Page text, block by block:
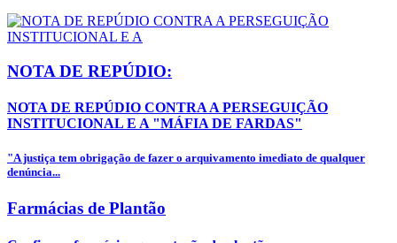
NOTA DE REPÚDIO:
NOTA DE REPÚDIO CONTRA A PERSEGUIÇÃO
INSTITUCIONAL E A "MÁFIA DE FARDAS"
"A justiça tem obrigação de fazer o arquivamento imediato de qualquer
denúncia...
Farmácias de Plantão